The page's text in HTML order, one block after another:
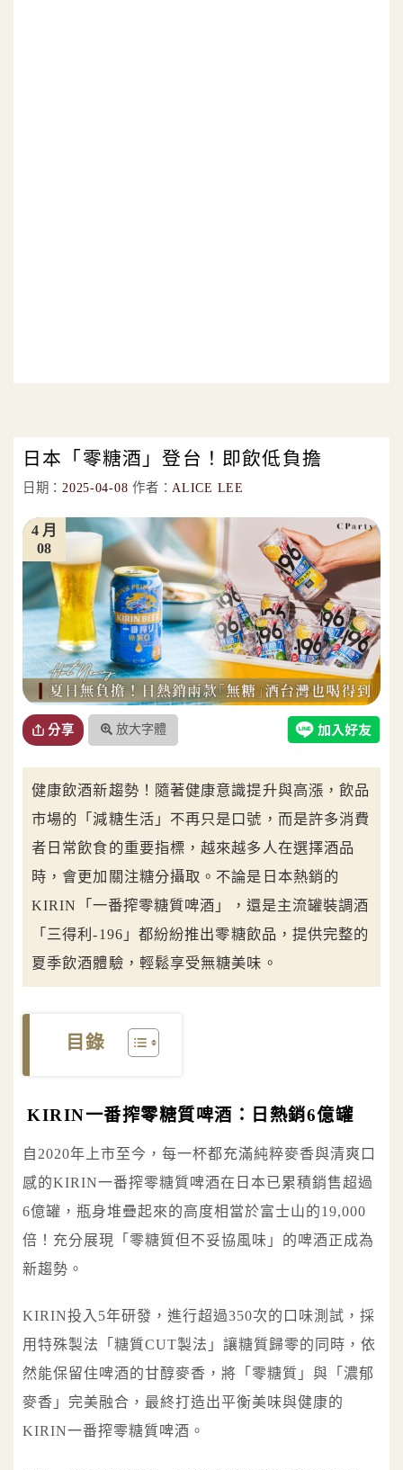
日本「零糖酒」登台！即飲低負擔
日期： 2025-04-08 作者： ALICE LEE
08
4 月
分享 放大字體
健康飲酒新趨勢！隨著健康意識提升與高漲，飲品
市場的「減糖生活」不再只是口號，而是許多消費
者日常飲食的重要指標，越來越多人在選擇酒品
時，會更加關注糖分攝取。不論是日本熱銷的
KIRIN「一番搾零糖質啤酒」，還是主流罐裝調酒
「三得利-196」都紛紛推出零糖飲品，提供完整的
夏季飲酒體驗，輕鬆享受無糖美味。
目錄
KIRIN一番搾零糖質啤酒：日熱銷6億罐
自2020年上市至今，每一杯都充滿純粹麥香與清爽口
感的KIRIN一番搾零糖質啤酒在日本已累積銷售超過
6億罐，瓶身堆疊起來的高度相當於富士山的19,000
倍！充分展現「零糖質但不妥協風味」的啤酒正成為
新趨勢。
KIRIN投入5年研發，進行超過350次的口味測試，採
用特殊製法「糖質CUT製法」讓糖質歸零的同時，依
然能保留住啤酒的甘醇麥香，將「零糖質」與「濃郁
麥香」完美融合，最終打造出平衡美味與健康的
KIRIN一番搾零糖質啤酒。